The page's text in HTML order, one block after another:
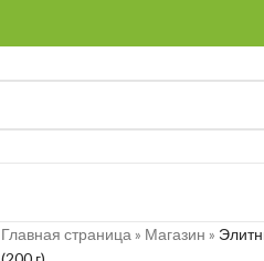
Главная страница » Магазин »